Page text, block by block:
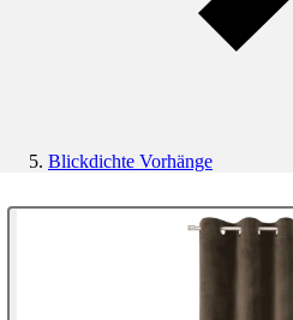
Blickdichte Vorhänge